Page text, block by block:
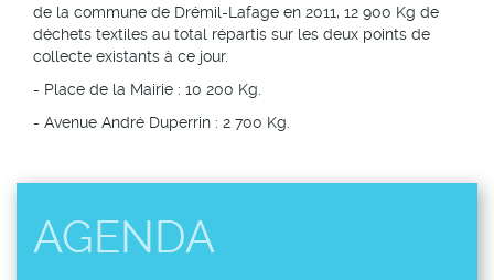
de la commune de Drémil-Lafage en 2011, 12 900 Kg de
déchets textiles au total répartis sur les deux points de
collecte existants à ce jour.
- Place de la Mairie : 10 200 Kg.
- Avenue André Duperrin : 2 700 Kg.
AGENDA